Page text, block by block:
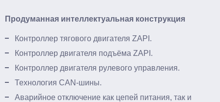
Продуманная интеллектуальная конструкция
Контроллер тягового двигателя ZAPI.
Контроллер двигателя подъёма ZAPI.
Контроллер двигателя рулевого управления.
Технология CAN-шины.
Аварийное отключение как цепей питания, так и